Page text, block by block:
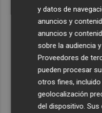
y datos de
anuncios y
anuncios y
sobre la audiencia
Proveedores de
pueden procesar
otros fines,
geolocalización
del dispositivo.